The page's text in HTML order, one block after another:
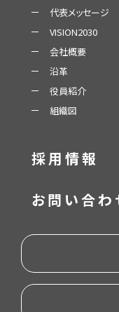
代表メッセージ
VISION2030
会社概要
沿革
役員紹介
組織図
採用情報
お問い合わ